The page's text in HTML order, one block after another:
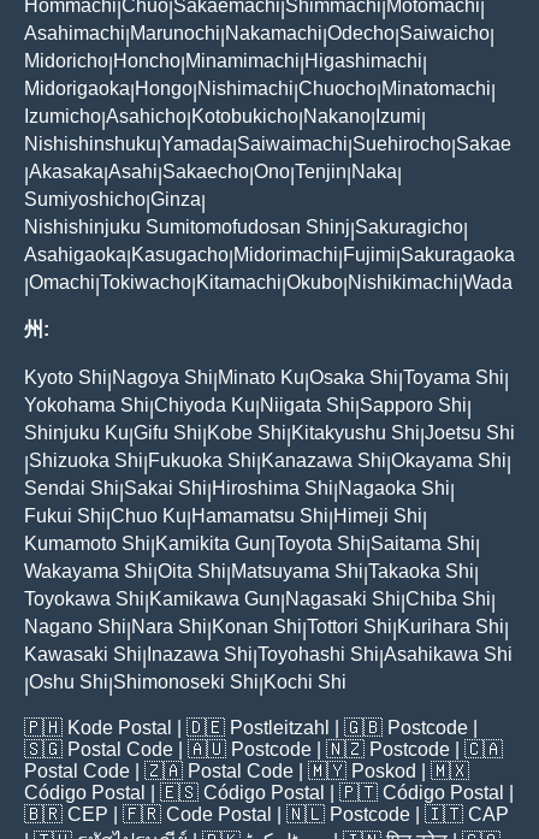
Hommachi Chuo Sakaemachi Shimmachi Motomachi
Asahimachi Marunochi Nakamachi Odecho Saiwaicho
Midoricho Honcho Minamimachi Higashimachi
Midorigaoka Hongo Nishimachi Chuocho Minatomachi
Izumicho Asahicho Kotobukicho Nakano Izumi
Nishishinshuku Yamada Saiwaimachi Suehirocho Sakae
Akasaka Asahi Sakaecho Ono Tenjin Naka
Sumiyoshicho Ginza
Nishishinjuku Sumitomofudosan Shinj Sakuragicho
Asahigaoka Kasugacho Midorimachi Fujimi Sakuragaoka
Omachi Tokiwacho Kitamachi Okubo Nishikimachi Wada
州:
Kyoto Shi Nagoya Shi Minato Ku Osaka Shi Toyama Shi
Yokohama Shi Chiyoda Ku Niigata Shi Sapporo Shi
Shinjuku Ku Gifu Shi Kobe Shi Kitakyushu Shi Joetsu Shi
Shizuoka Shi Fukuoka Shi Kanazawa Shi Okayama Shi
Sendai Shi Sakai Shi Hiroshima Shi Nagaoka Shi
Fukui Shi Chuo Ku Hamamatsu Shi Himeji Shi
Kumamoto Shi Kamikita Gun Toyota Shi Saitama Shi
Wakayama Shi Oita Shi Matsuyama Shi Takaoka Shi
Toyokawa Shi Kamikawa Gun Nagasaki Shi Chiba Shi
Nagano Shi Nara Shi Konan Shi Tottori Shi Kurihara Shi
Kawasaki Shi Inazawa Shi Toyohashi Shi Asahikawa Shi
Oshu Shi Shimonoseki Shi Kochi Shi
🇵🇭 Kode Postal | 🇩🇪 Postleitzahl | 🇬🇧 Postcode
🇸🇬 Postal Code | 🇦🇺 Postcode | 🇳🇿 Postcode | 🇨🇦
Postal Code | 🇿🇦 Postal Code | 🇲🇾 Poskod
| 🇲🇽
Código Postal
| 🇪🇸 Código Postal | 🇵🇹 Código Postal
🇧🇷 CEP | 🇫🇷 Code Postal | 🇳🇱 Postcode | 🇮🇹 CAP